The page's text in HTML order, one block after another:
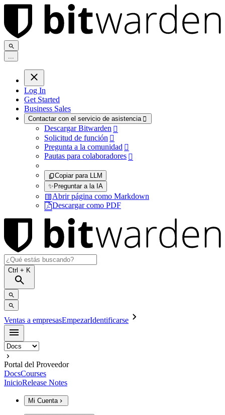
...
Log In
Get Started
Business Sales
Contactar con el servicio de asistencia 
Descargar Bitwarden 
Solicitud de función 
Pregunta a la comunidad 
Pautas para colaboradores 
Copiar para LLM
✨Preguntar a la IA
Abrir página como Markdown
Descargar como PDF
Ctrl + K
Ventas a empresasEmpezarIdentificarse
Portal del Proveedor
DocsCourses
InicioRelease Notes
Mi Cuenta